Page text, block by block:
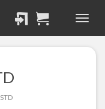
تم إضافة القطعة بنجاح.تم